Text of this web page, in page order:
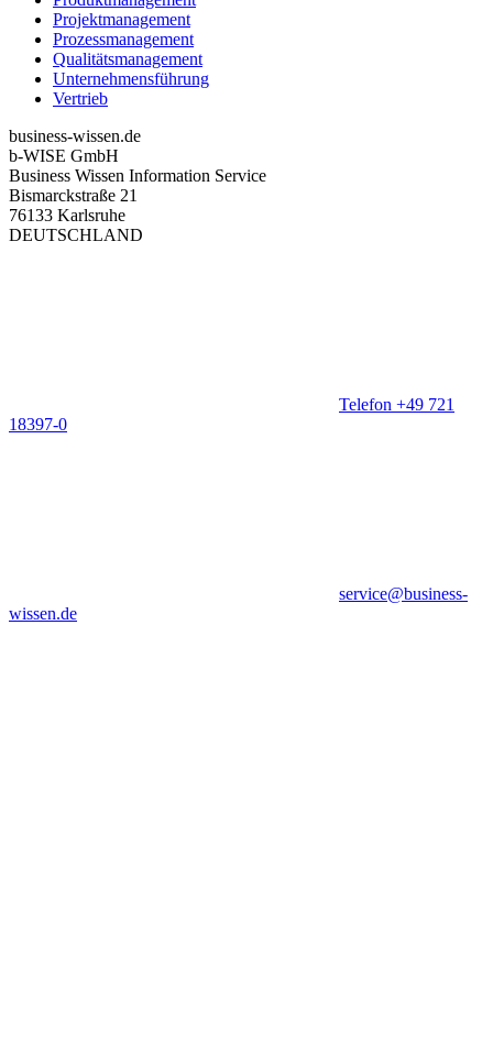
Projektmanagement
Prozessmanagement
Qualitätsmanagement
Unternehmensführung
Vertrieb
business-wissen.de
b-WISE GmbH
Business Wissen Information Service
Bismarckstraße 21
76133 Karlsruhe
DEUTSCHLAND
Telefon +49 721
18397-0
service@business-
wissen.de